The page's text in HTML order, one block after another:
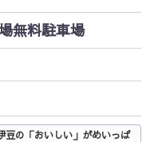
料駐車場
豆の「おいしい」がめいっぱ